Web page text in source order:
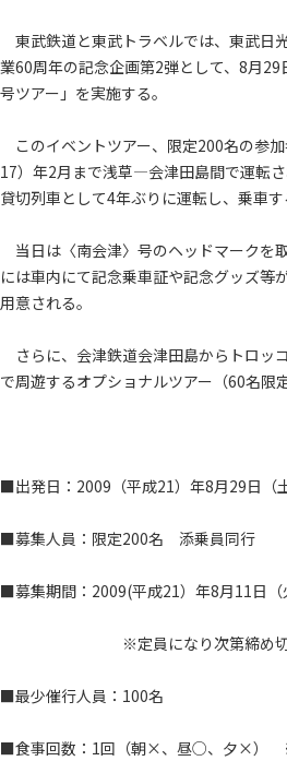
東武鉄道と東武トラベルでは、東武日
業60周年の記念企画第2弾として、8月
号ツアー」を実施する。
このイベントツアー、限定200名の参
17）年2月まで浅草―会津田島間で運転
貸切列車として4年ぶりに運転し、乗車す
当日は〈南会津〉号のヘッドマークを
には車内にて記念乗車証や記念グッズ等
用意される。
さらに、会津鉄道会津田島からトロッ
で周遊するオプショナルツアー（60名限
■出発日：2009（平成21）年8月29日（
■募集人員：限定200名 添乗員同行
■募集期間：2009(平成21）年8月11日（
※定員になり次第締め切
■最少催行人員：100名
■食事回数：1回（朝×、昼○、夕×）